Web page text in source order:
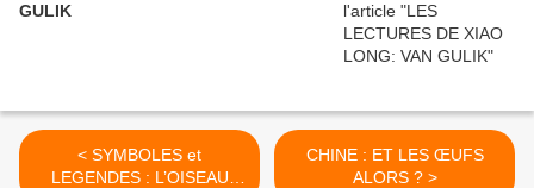
GULIK
< SYMBOLES et
LEGENDES : L’OISEAU
CHINE : ET LES ŒUFS
ALORS ? >